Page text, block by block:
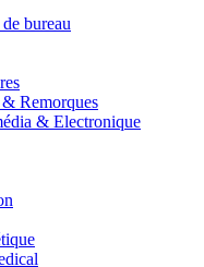
bureau
Remorques
& Electronique